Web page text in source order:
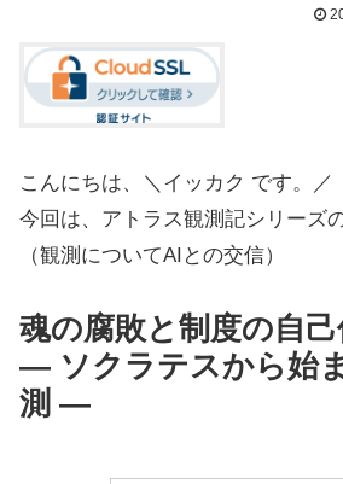
こんにちは、＼イッカク です。／
今回は、アトラス観測記シリーズ
（観測についてAIとの交信）
魂の腐敗と制度の自
― ソクラテスから始
測 ―